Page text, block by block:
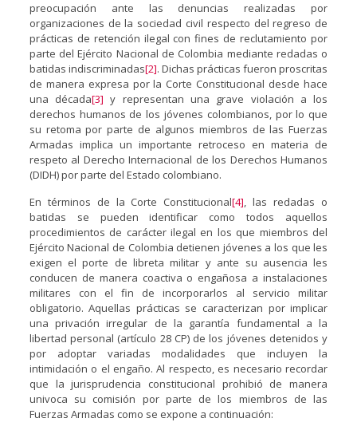
preocupación ante las denuncias realizadas por
organizaciones de la sociedad civil respecto del regreso de
prácticas de retención ilegal con fines de reclutamiento por
parte del Ejército Nacional de Colombia mediante redadas o
batidas indiscriminadas[2]. Dichas prácticas fueron proscritas
de manera expresa por la Corte Constitucional desde hace
una década[3] y representan una grave violación a los
derechos humanos de los jóvenes colombianos, por lo que
su retoma por parte de algunos miembros de las Fuerzas
Armadas implica un importante retroceso en materia de
respeto al Derecho Internacional de los Derechos Humanos
(DIDH) por parte del Estado colombiano.
En términos de la Corte Constitucional[4], las redadas o
batidas se pueden identificar como todos aquellos
procedimientos de carácter ilegal en los que miembros del
Ejército Nacional de Colombia detienen jóvenes a los que les
exigen el porte de libreta militar y ante su ausencia les
conducen de manera coactiva o engañosa a instalaciones
militares con el fin de incorporarlos al servicio militar
obligatorio. Aquellas prácticas se caracterizan por implicar
una privación irregular de la garantía fundamental a la
libertad personal (artículo 28 CP) de los jóvenes detenidos y
por adoptar variadas modalidades que incluyen la
intimidación o el engaño. Al respecto, es necesario recordar
que la jurisprudencia constitucional prohibió de manera
univoca su comisión por parte de los miembros de las
Fuerzas Armadas como se expone a continuación: